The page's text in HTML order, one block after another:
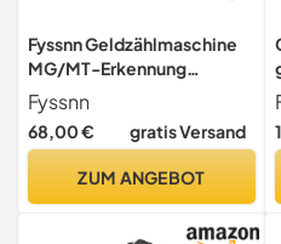
Fyssnn Geldzählmaschine
MG/MT-Erkennung
Geldscheinzähler mit LED-
Display und Falschgeld-
Detektor 900 Blatt/min
USD, GBP von Laden, Bank,
Fyssnn
68,00 € gratis Versand
ZUM ANGEBOT